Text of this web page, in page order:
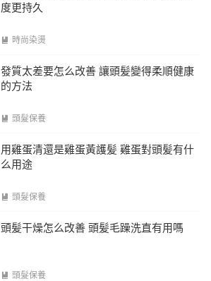
度更持久
 時尚染燙
發質太差要怎么改善 讓頭髪變得柔順健康
的方法
 頭髮保養
用雞蛋清還是雞蛋黃護髪 雞蛋對頭髪有什
么用途
 頭髮保養
頭髪干燥怎么改善 頭髪毛躁洗直有用嗎
 頭髮保養